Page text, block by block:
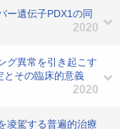
ー遺伝子PDX1の同
2020
グ異常を引き起こす
とその臨床的意義
2020
凌駕する普遍的治療